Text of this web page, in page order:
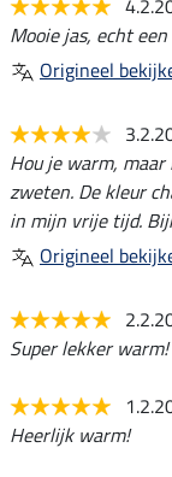
Mooie jas, echt
Origineel
Hou je warm,
zweten. De kleur
in mijn vrije tijd.
Origineel
Super lekker warm!
Heerlijk warm!